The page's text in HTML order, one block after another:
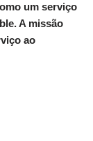
um serviço
A missão
ao